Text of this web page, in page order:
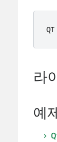
QT
라
예